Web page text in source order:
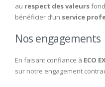
au respect des valeurs
bénéficier d’un service
Nos engagements
En faisant confiance à ECO
sur notre engagement